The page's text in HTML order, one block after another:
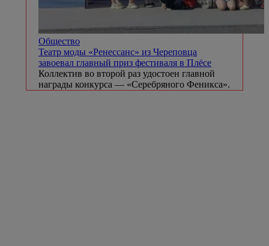
Общество
Театр моды «Ренессанс» из Череповца
завоевал главный приз фестиваля в Плёсе
Коллектив во второй раз удостоен главной
награды конкурса — «Серебряного Феникса».